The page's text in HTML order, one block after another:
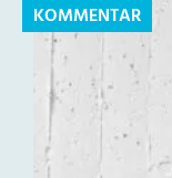
KOMMENTAR